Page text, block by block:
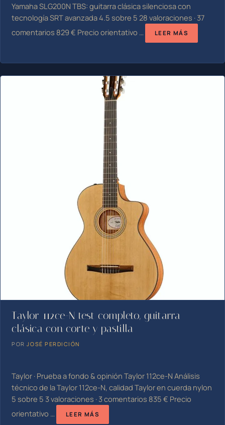
Yamaha SLG200N TBS: guitarra clásica silenciosa con
tecnología SRT avanzada 4.5 sobre 5 28 valoraciones · 37
comentarios 829 € Precio orientativo …
LEER MÁS
Taylor 112ce-N test completo, guitarra
clásica con corte y pastilla
PORJOSÉ PERDICIÓN
Taylor · Prueba a fondo & opinión Taylor 112ce-N Análisis
técnico de la Taylor 112ce-N, calidad Taylor en cuerda nylon
5 sobre 5 3 valoraciones · 3 comentarios 835 € Precio
orientativo …
LEER MÁS